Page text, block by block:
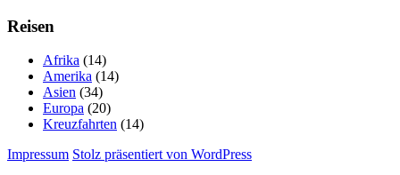
Reisen
Afrika (14)
Amerika (14)
Asien (34)
Europa (20)
Kreuzfahrten (14)
Impressum Stolz präsentiert von WordPress